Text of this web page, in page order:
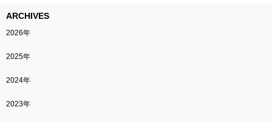
ARCHIVES
2026年
2025年
2024年
2023年